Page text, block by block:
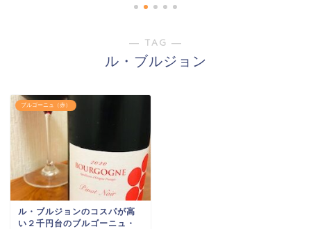
― TAG ―
ル・ブルジョン
ブルゴーニュ（赤）
ル・ブルジョンのコスパが高
い２千円台のブルゴーニュ・